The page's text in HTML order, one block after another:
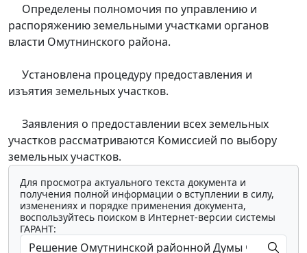
Определены полномочия по управлению и
распоряжению земельными участками органов
власти Омутнинского района.
Установлена процедуру предоставления и
изъятия земельных участков.
Заявления о предоставлении всех земельных
участков рассматриваются Комиссией по выбору
земельных участков.
Для просмотра актуального текста документа и
получения полной информации о вступлении в силу,
изменениях и порядке применения документа,
воспользуйтесь поиском в Интернет-версии системы
ГАРАНТ: